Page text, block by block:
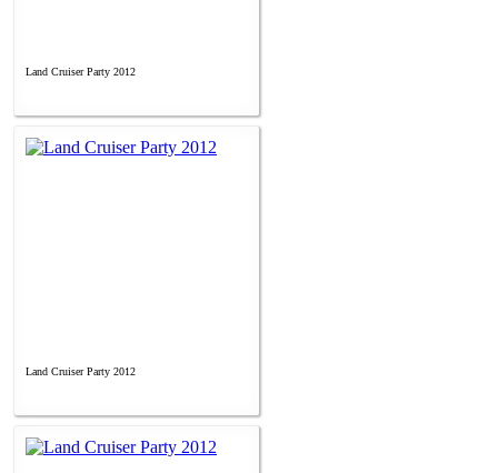
Land Cruiser Party 2012
Land Cruiser Party 2012